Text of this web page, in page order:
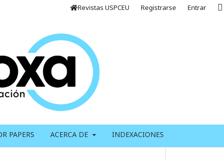
PAPERS ACERCA DE INDEXACIONES
Revistas USPCEU Registrarse Entrar